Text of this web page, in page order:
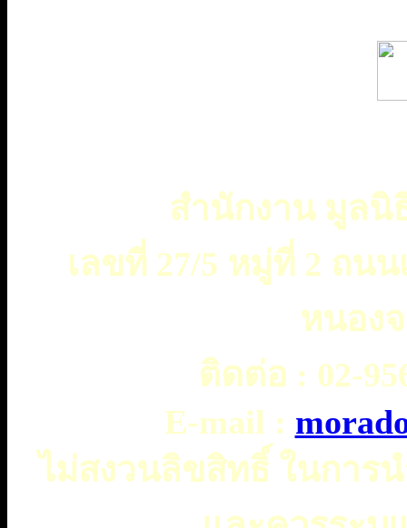
สำนักงาน มูลนิ
เลขที่ 27/5 หมู่ที่ 2 ถน
หนอง
ติดต่อ : 02-
E-mail :
ไม่สงวนลิขสิทธิ์ ในการ